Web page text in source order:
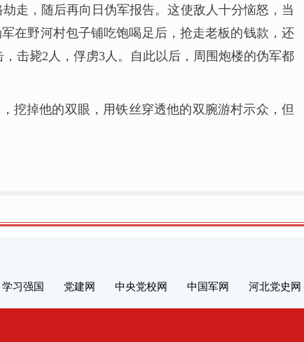
走，随后再向日伪军报告。这使敌人十分恼怒，当
在野河村包子铺吃饱喝足后，抢走老板的钱款，还
击毙2人，俘虏3人。自此以后，周围炮楼的伪军都
挖掉他的双眼，用铁丝穿透他的双腕游村示众，但
学习强国 党建网 中央党校网 中国军网 河北党史网